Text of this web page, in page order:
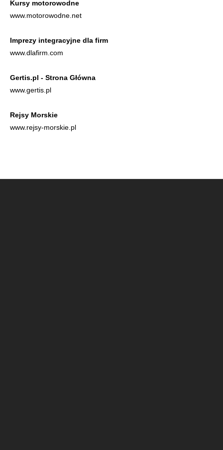
Kursy motorowodne
www.motorowodne.net
Imprezy integracyjne dla firm
www.dlafirm.com
Gertis.pl - Strona Główna
www.gertis.pl
Rejsy Morskie
www.rejsy-morskie.pl